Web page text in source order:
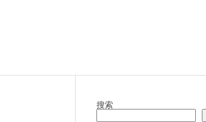
搜索